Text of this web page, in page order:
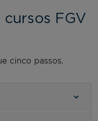
FGV
cinco passos.